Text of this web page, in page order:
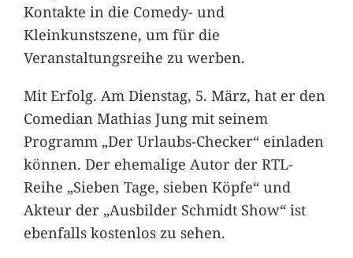
Kontakte in die Comedy- und
Kleinkunstszene, um für die
Veranstaltungsreihe zu werben.
Mit Erfolg. Am Dienstag, 5. März, hat er den
Comedian Mathias Jung mit seinem
Programm „Der Urlaubs-Checker“ einladen
können. Der ehemalige Autor der RTL-
Reihe „Sieben Tage, sieben Köpfe“ und
Akteur der „Ausbilder Schmidt Show“ ist
ebenfalls kostenlos zu sehen.